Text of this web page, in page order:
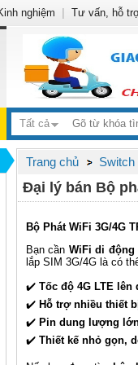
Tất cả
Trang chủ Switch
Đại lý bán Bộ
Bộ Phát WiFi 3G/4G
Bạn cần WiFi di động
lắp SIM 3G/4G là có
✔️ Tốc độ 4G LTE lên
✔️ Hỗ trợ nhiều thiết
✔️ Pin dung lượng
✔️ Thiết kế nhỏ gọn,
nghiệm Tư vấn, hỗ